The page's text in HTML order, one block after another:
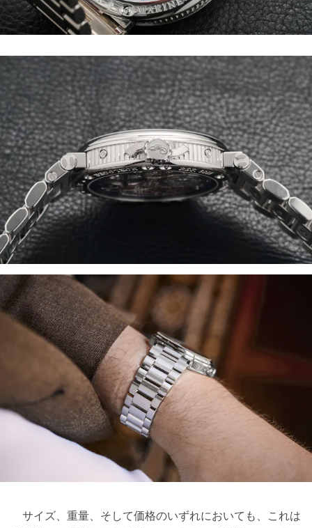
サイズ、重量、そして価格のいずれにおいても、これは